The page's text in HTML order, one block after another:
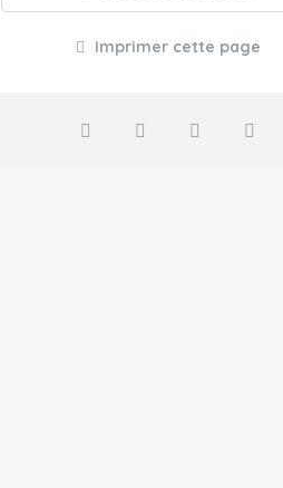
Imprimer cette page